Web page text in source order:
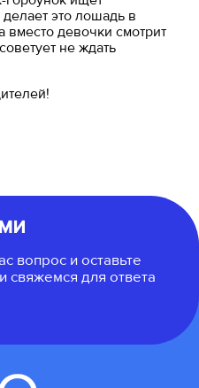
это лошадь в
девочки смотрит
не ждать
вопрос и оставьте
свяжемся для ответа